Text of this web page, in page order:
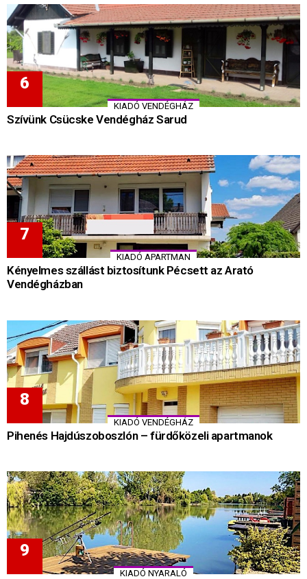
KIADÓ VENDÉGHÁZ
Szívünk Csücske Vendégház Sarud
KIADÓ APARTMAN
Kényelmes szállást biztosítunk Pécsett az Arató
Vendégházban
KIADÓ VENDÉGHÁZ
Pihenés Hajdúszoboszlón – fürdőközeli apartmanok
KIADÓ NYARALÓ